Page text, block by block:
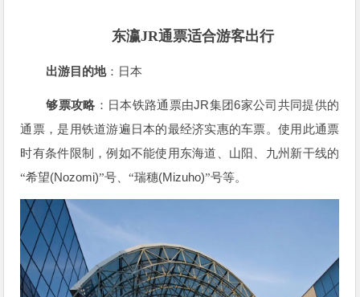
东瀛JR通票适合游客出行
出游目的地：日本
够票攻略 ：日本铁路通票由JR集团6家公司共同提供的
通票，是用铁道游遍日本的最经济实惠的车票。使用此通票
时有条件限制，例如不能使用东海道、山阳、九州新干线的
“希望(Nozomi)”号、“瑞穗(Mizuho)”号等。